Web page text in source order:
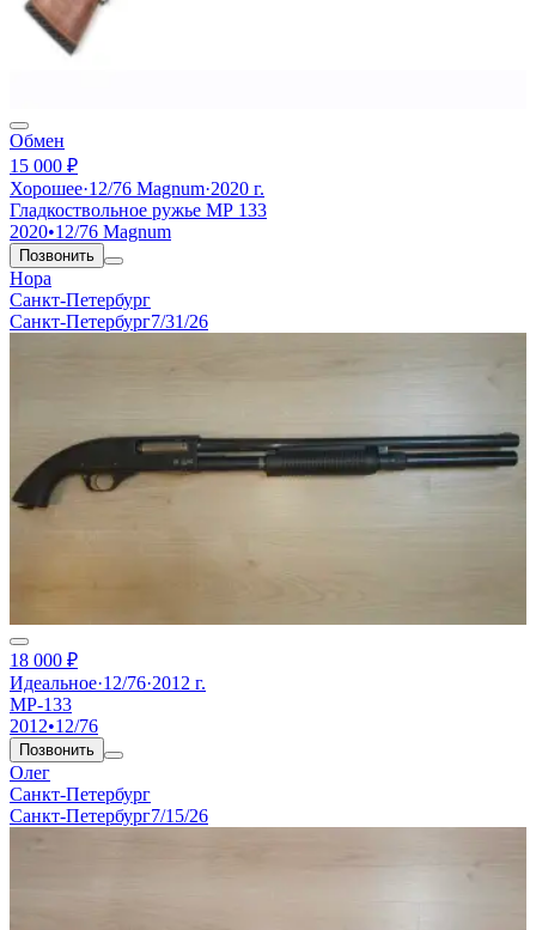
Обмен
15 000 ₽
Хорошее·12/76 Magnum·2020 г.
Гладкоствольное ружье МР 133
2020•12/76 Magnum
Позвонить
Нора
Санкт-Петербург
Санкт-Петербург7/31/26
18 000 ₽
Идеальное·12/76·2012 г.
МР-133
2012•12/76
Позвонить
Олег
Санкт-Петербург
Санкт-Петербург7/15/26